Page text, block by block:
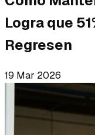
Logra que
Regresen
19 Mar 2026